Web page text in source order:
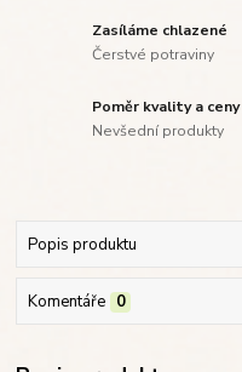
Zasíláme chlazené
Čerstvé potraviny
Poměr kvality a ceny
Nevšední produkty
Popis produktu
Komentáře 0